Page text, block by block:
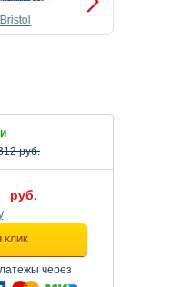
Bristol
руб.
руб.
КЛИК
через